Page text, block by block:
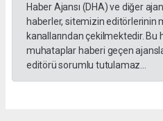
Haber Ajansı (DHA) ve diğer
haberler, sitemizin editörlerinin
kanallarından çekilmektedir.
muhataplar haberi geçen
editörü sorumlu tutulamaz...